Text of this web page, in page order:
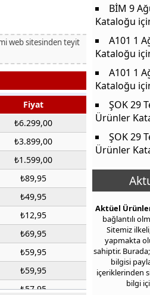
web sitesinden teyit
Fiyat
₺6.299,00
₺3.899,00
₺1.599,00
₺89,95
₺49,95
₺12,95
₺69,95
₺59,95
₺59,95
₺57,95
BİM 9
Kataloğu
A101 1
Kataloğu
A101 1
Kataloğu
ŞOK 29
Ürünler
ŞOK 29
Ürünler
Aktüel
bağlantılı
Sitemiz
yapmakta
sahiptir.
bilgisi
içeriklerinden
bilgi